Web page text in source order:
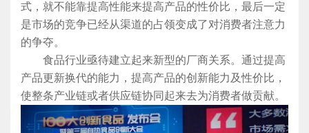
式，就不能靠提高性能来提高产品的性价比，最后一定
是市场的竞争已经从渠道的占领变成了对消费者注意力
的争夺。
食品行业亟待建立起来新型的厂商关系。通过提高
产品更新换代的能力，提高产品的创新能力及性价比，
使整条产业链或者供应链协同起来去为消费者做贡献。